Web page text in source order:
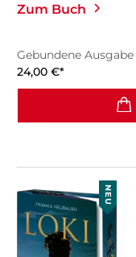
Zum Buch
Gebundene Ausgabe
24,00 €*
NEU